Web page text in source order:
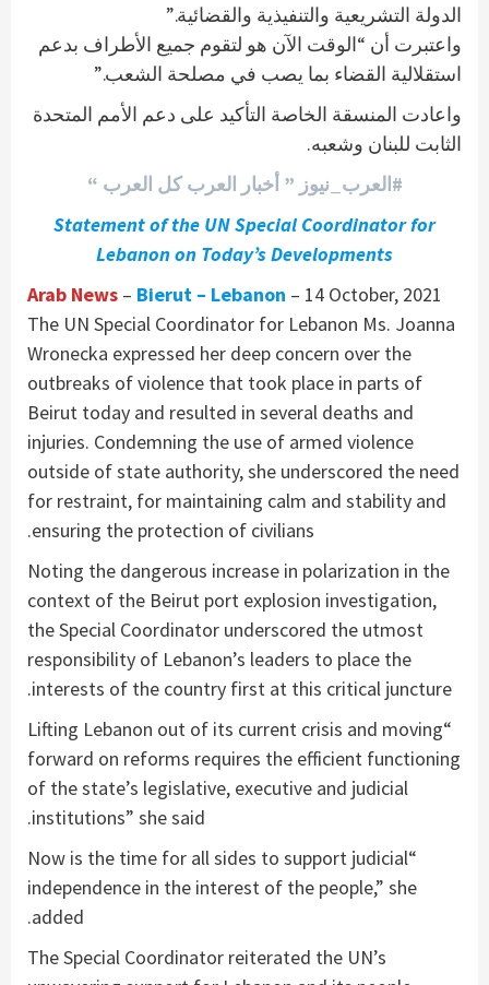
الدولة التشريعية والتنفيذية والقضائية.”
واعتبرت أن “الوقت الآن هو لتقوم جميع الأطراف بدعم
استقلالية القضاء بما يصب في مصلحة الشعب.”
واعادت المنسقة الخاصة التأكيد على دعم الأمم المتحدة
الثابت للبنان وشعبه.
#العرب_نيوز ” أخبار العرب كل العرب “
Statement of the UN Special Coordinator for
Lebanon on Today’s Developments
Arab News – Bierut – Lebanon – 14 October, 2021
The UN Special Coordinator for Lebanon Ms. Joanna
Wronecka expressed her deep concern over the
outbreaks of violence that took place in parts of
Beirut today and resulted in several deaths and
injuries. Condemning the use of armed violence
outside of state authority, she underscored the need
for restraint, for maintaining calm and stability and
ensuring the protection of civilians.
Noting the dangerous increase in polarization in the
context of the Beirut port explosion investigation,
the Special Coordinator underscored the utmost
responsibility of Lebanon’s leaders to place the
interests of the country first at this critical juncture.
“Lifting Lebanon out of its current crisis and moving
forward on reforms requires the efficient functioning
of the state’s legislative, executive and judicial
institutions” she said.
“Now is the time for all sides to support judicial
independence in the interest of the people,” she
added.
The Special Coordinator reiterated the UN’s